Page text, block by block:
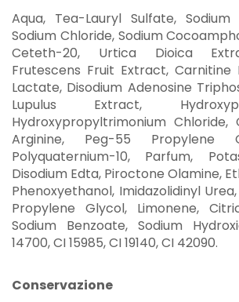
Aqua, Tea-Lauryl Sulfate,
Sodium Chloride, Sodium
Ceteth-20, Urtica Dioica
Frutescens Fruit Extract, Carnitine
Lactate, Disodium Adenosine
Lupulus Extract,
Hydroxypropyltrimonium Chloride,
Arginine, Peg-55 Propylene
Polyquaternium-10, Parfum,
Disodium Edta, Piroctone Olamine,
Phenoxyethanol, Imidazolidinyl
Propylene Glycol, Limonene,
Sodium Benzoate, Sodium
14700, CI 15985, CI 19140, CI 42090.
Conservazione